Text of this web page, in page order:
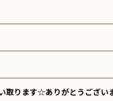
取ります☆ありがとうござい